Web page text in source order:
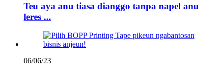
Teu aya anu tiasa dianggo tanpa napel anu
leres ...
06/06/23